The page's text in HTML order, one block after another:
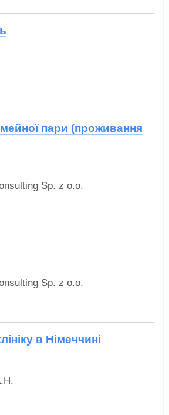
пари (проживання
Sp. z o.o.
Sp. z o.o.
в Німеччині